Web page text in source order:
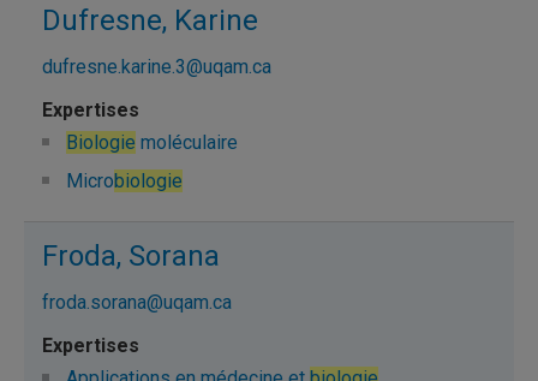
Dufresne, Karine
dufresne.karine.3@uqam.ca
Biologie moléculaire
Microbiologie
Froda, Sorana
froda.sorana@uqam.ca